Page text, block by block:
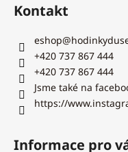
Kontakt
eshop@
+420 737 867 444
+420 737 867 444
Jsme také na
https://
Informace pro